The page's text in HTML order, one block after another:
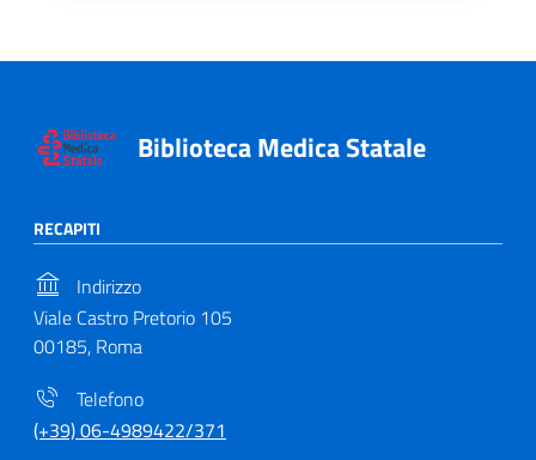
Biblioteca Medica Statale
RECAPITI
Indirizzo
Viale Castro Pretorio 105
00185, Roma
Telefono
(+39) 06-4989422/371